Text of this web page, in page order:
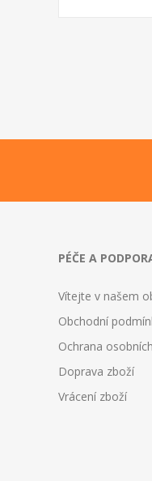
PÉČE A
Vítejte v našem
Obchodní
Ochrana
Doprava zboží
Vrácení zboží